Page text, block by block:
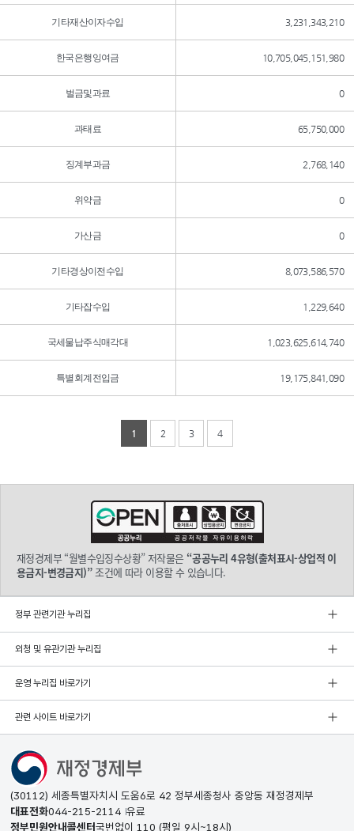
기타재산이자수입 3,231,343,210
한국은행잉여금 10,705,045,151,980
벌금및과료 0
과태료 65,750,000
징계부과금 2,768,140
위약금 0
가산금 0
기타경상이전수입 8,073,586,570
기타잡수입 1,229,640
국세물납주식매각대 1,023,625,614,740
특별회계전입금 19,175,841,090
1 2 3 4
재정경제부 “월별수입징수상황” 저작물은 “공공누리 4유형(출처표시-상업적 이
용금지-변경금지)”조건에 따라 이용할 수 있습니다.
정부 관련기관 누리집
외청 및 유관기관 누리집
운영 누리집 바로가기
관련 사이트 바로가기
(30112) 세종특별자치시 도움6로 42 정부세종청사 중앙동 재정경제부
대표전화044-215-2114 유료
정부민원안내콜센터국번없이 110 (평일 9시~18시)